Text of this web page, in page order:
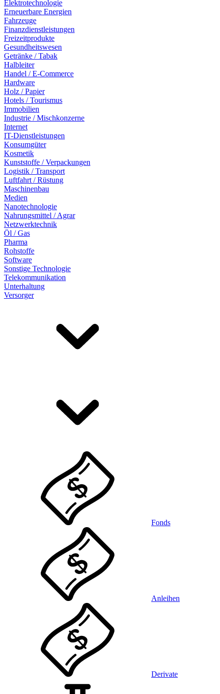
Elektrotechnologie
Erneuerbare Energien
Fahrzeuge
Finanzdienstleistungen
Freizeitprodukte
Gesundheitswesen
Getränke / Tabak
Halbleiter
Handel / E-Commerce
Hardware
Holz / Papier
Hotels / Tourismus
Immobilien
Industrie / Mischkonzerne
Internet
IT-Dienstleistungen
Konsumgüter
Kosmetik
Kunststoffe / Verpackungen
Logistik / Transport
Luftfahrt / Rüstung
Maschinenbau
Medien
Nanotechnologie
Nahrungsmittel / Agrar
Netzwerktechnik
Öl / Gas
Pharma
Rohstoffe
Software
Sonstige Technologie
Telekommunikation
Unterhaltung
Versorger
Fonds
Anleihen
Derivate